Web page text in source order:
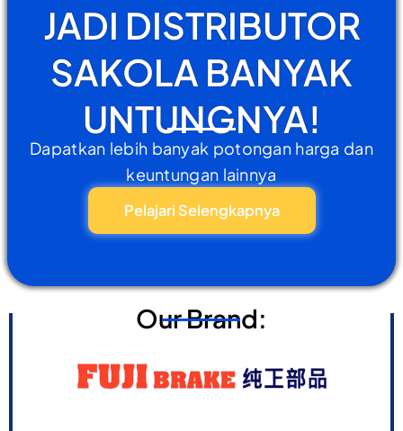
JADI DISTRIBUTOR
SAKOLA BANYAK
UNTUNGNYA!
Dapatkan lebih banyak potongan harga dan
keuntungan lainnya
Pelajari Selengkapnya
Our Brand: